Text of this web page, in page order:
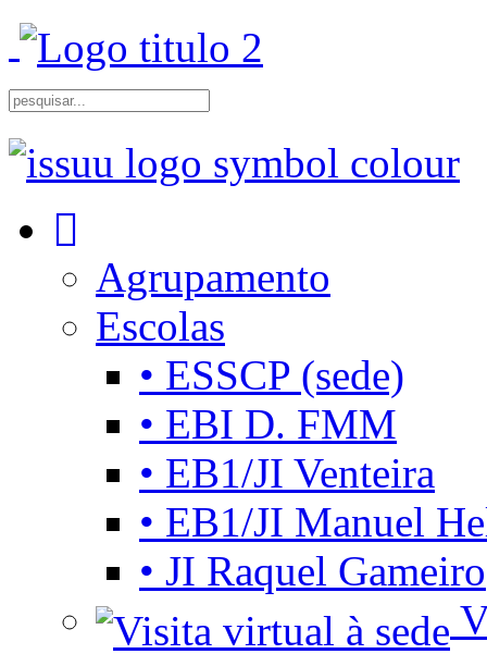
Agrupamento
Escolas
• ESSCP (sede)
• EBI D. FMM
• EB1/JI Venteira
• EB1/JI Manuel
• JI Raquel Gameiro